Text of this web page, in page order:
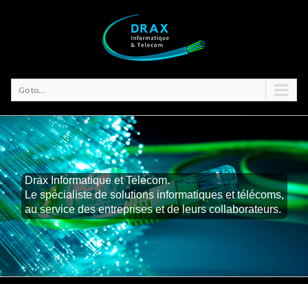
Go to...
Drax Informatique et Telecom.
Le spécialiste de solutions informatiques et télécoms,
au service des entreprises et de leurs collaborateurs.